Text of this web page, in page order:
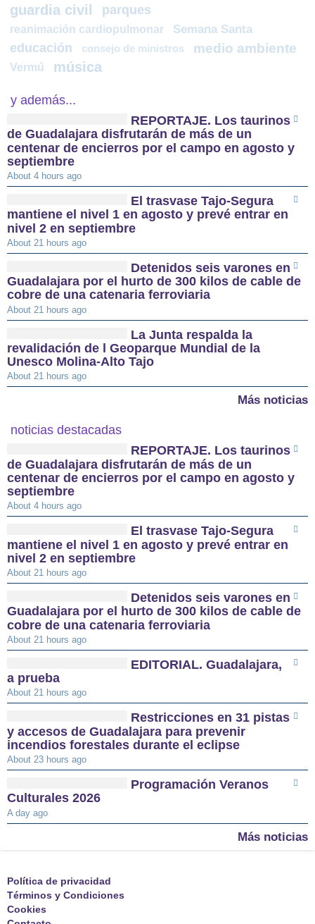
guardia civil parques
reanimación cardiopulmonar Semana Santa
educación consejo de ministros medio ambiente
Vermú música
y además...
REPORTAJE. Los taurinos
de Guadalajara disfrutarán de más de un
centenar de encierros por el campo en agosto y
septiembre
About 4 hours ago
El trasvase Tajo-Segura
mantiene el nivel 1 en agosto y prevé entrar en
nivel 2 en septiembre
About 21 hours ago
Detenidos seis varones en
Guadalajara por el hurto de 300 kilos de cable de
cobre de una catenaria ferroviaria
About 21 hours ago
La Junta respalda la
revalidación de l Geoparque Mundial de la
Unesco Molina-Alto Tajo
About 21 hours ago
Más noticias
noticias destacadas
REPORTAJE. Los taurinos
de Guadalajara disfrutarán de más de un
centenar de encierros por el campo en agosto y
septiembre
About 4 hours ago
El trasvase Tajo-Segura
mantiene el nivel 1 en agosto y prevé entrar en
nivel 2 en septiembre
About 21 hours ago
Detenidos seis varones en
Guadalajara por el hurto de 300 kilos de cable de
cobre de una catenaria ferroviaria
About 21 hours ago
EDITORIAL. Guadalajara,
a prueba
About 21 hours ago
Restricciones en 31 pistas
y accesos de Guadalajara para prevenir
incendios forestales durante el eclipse
About 23 hours ago
Programación Veranos
Culturales 2026
A day ago
Más noticias
Política de privacidad
Términos y Condiciones
Cookies